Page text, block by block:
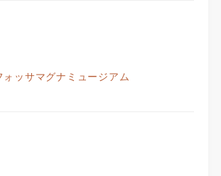
ォッサマグナミュージアム